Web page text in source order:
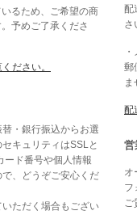
るため、ご希望の商
予めご了承くださ
ださい。
・銀行振込からお選
キュリティはSSLと
ード番号や個人情報
、どうぞご安心くだ
ただく場合もござい
配
さ
郵
ま
配
営
オ
フ
ご